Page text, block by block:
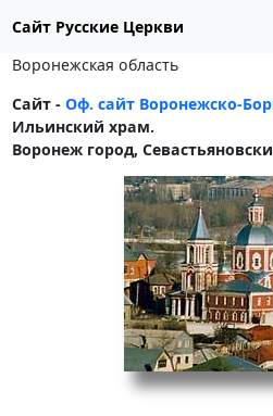
Сайт Русские Церкви
Воронежская область
Сайт - Оф. сайт Воронежско-
Ильинский храм.
Воронеж город,